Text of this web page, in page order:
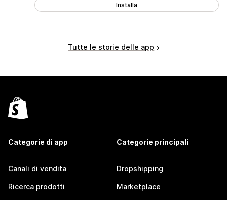
Installa
Tutte le storie delle app
Categorie di app
Canali di vendita
Ricerca prodotti
Categorie principali
Dropshipping
Marketplace